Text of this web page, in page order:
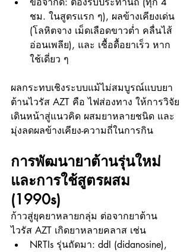
ชม. ในสูตรแรก ๆ), ผลข้างเคียงเด่น
(โลหิตจาง เม็ดเลือดขาวต่ำ คลื่นไส้
อ่อนเพลีย), และ เชื้อดื้อยาเร็ว หาก
ใช้เดี่ยว ๆ
ผลกระทบเชิงระบบแม้ไม่สมบูรณ์แบบยา
ต้านไวรัส AZT คือ ไฟส่องทาง ให้การวิจัย
เดินหน้าสู่แนวคิด ผสมยาหลายชนิด และ
มุ่งลดผลข้างเคียง-ความถี่ในการกิน
การพัฒนายาต้านรุ่นใหม่
และการใช้สูตรผสม
(1990s)
ก้าวสู่ยุคยาหลายกลุ่ม ต่อจากยาต้าน
ไวรัส AZT เกิดยาหลายคลาส เช่น
NRTIs รุ่นถัดมา: ddI (didanosine),